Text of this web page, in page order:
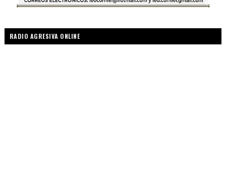
RADIO AGRESIVA ONLINE